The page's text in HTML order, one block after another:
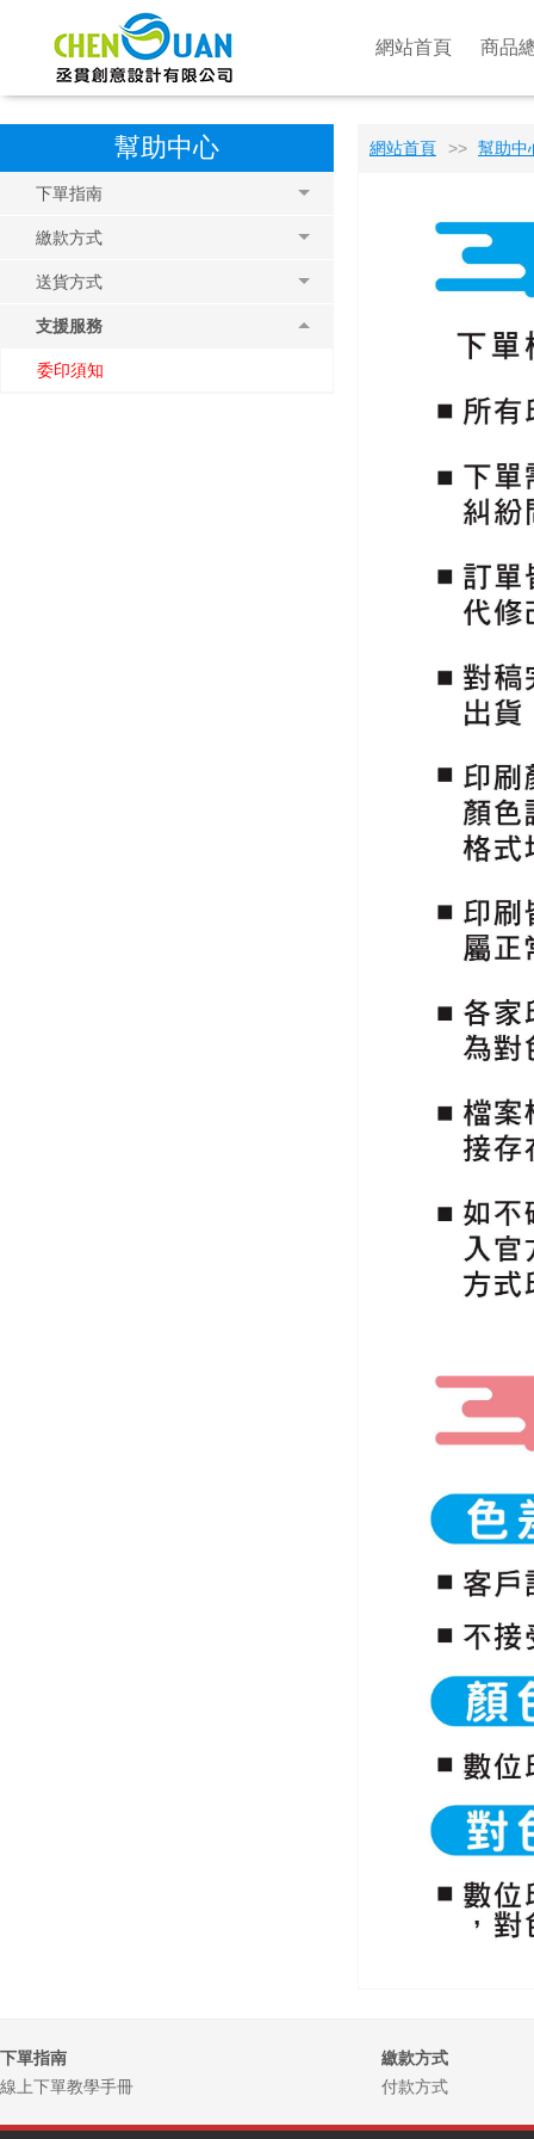
網站首頁 商品
幫助中心
下單指南
繳款方式
送貨方式
支援服務
委印須知
網站首頁 >> 幫助中
下單指南
線上下單教學手冊
繳款方式
付款方式